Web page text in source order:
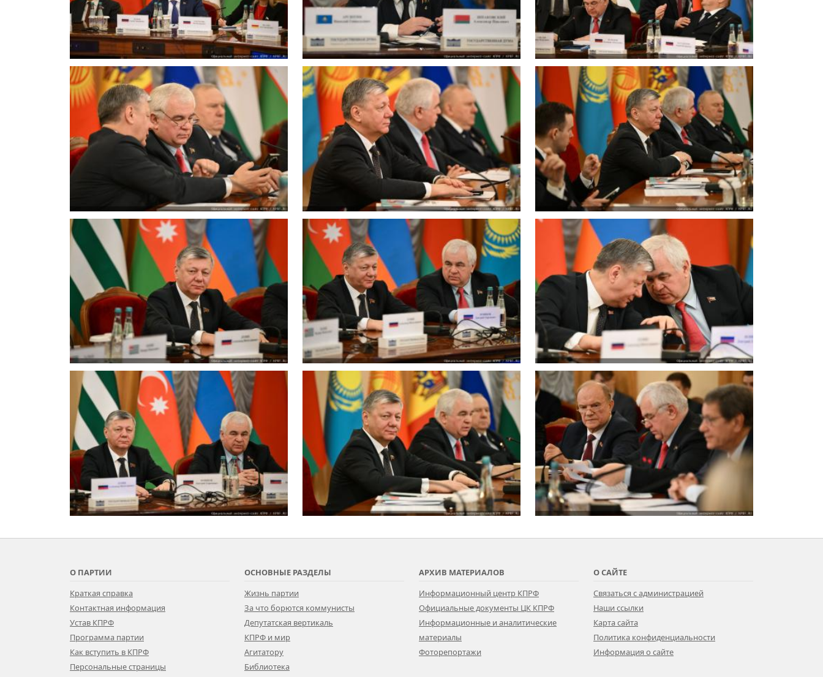
О ПАРТИИ
Краткая справка
Контактная информация
Устав КПРФ
Программа партии
Как вступить в КПРФ
Персональные страницы
ОСНОВНЫЕ РАЗДЕЛЫ
Жизнь партии
За что борются коммунисты
Депутатская вертикаль
КПРФ и мир
Агитатору
Библиотека
АРХИВ МАТЕРИАЛОВ
Информационный центр КПРФ
Официальные документы ЦК КПРФ
Информационные и аналитические
материалы
Фоторепортажи
О САЙТЕ
Связаться с администрацией
Наши ссылки
Карта сайта
Политика конфиденциальности
Информация о сайте